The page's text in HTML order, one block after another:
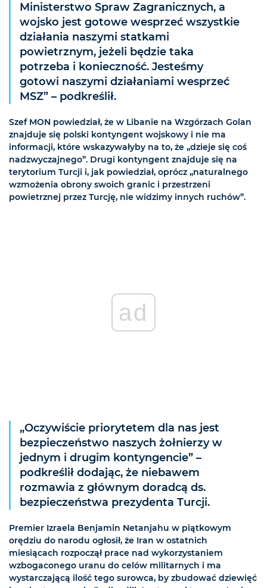
Ministerstwo Spraw Zagranicznych, a
wojsko jest gotowe wesprzeć wszystkie
działania naszymi statkami
powietrznym, jeżeli będzie taka
potrzeba i konieczność. Jesteśmy
gotowi naszymi działaniami wesprzeć
MSZ” – podkreślił.
Szef MON powiedział, że w Libanie na Wzgórzach Golan
znajduje się polski kontyngent wojskowy i nie ma
informacji, które wskazywałyby na to, że „dzieje się coś
nadzwyczajnego”. Drugi kontyngent znajduje się na
terytorium Turcji i, jak powiedział, oprócz „naturalnego
wzmożenia obrony swoich granic i przestrzeni
powietrznej przez Turcję, nie widzimy innych ruchów”.
ad
„Oczywiście priorytetem dla nas jest
bezpieczeństwo naszych żołnierzy w
jednym i drugim kontyngencie” –
podkreślił dodając, że niebawem
rozmawia z głównym doradcą ds.
bezpieczeństwa prezydenta Turcji.
Premier Izraela Benjamin Netanjahu w piątkowym
orędziu do narodu ogłosił, że Iran w ostatnich
miesiącach rozpoczął prace nad wykorzystaniem
wzbogaconego uranu do celów militarnych i ma
wystarczającą ilość tego surowca, by zbudować dziewięć